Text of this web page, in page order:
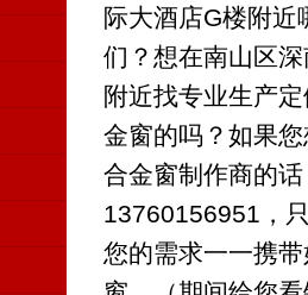
际大酒店G楼附
们？想在南山区
附近找专业生产
金窗的吗？如果
合金窗制作商的
13760156951，
您的需求一一携